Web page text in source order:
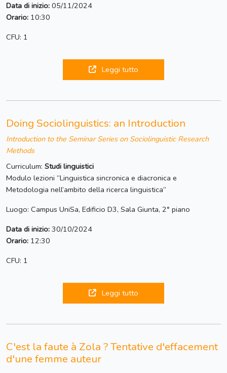
Data di inizio: 05/11/2024
Orario: 10:30
CFU: 1
Leggi tutto
Doing Sociolinguistics: an Introduction
Introduction to the Seminar Series on Sociolinguistic Research
Methods
Curriculum: Studi linguistici
Modulo lezioni “Linguistica sincronica e diacronica e
Metodologia nell’ambito della ricerca linguistica“
Luogo: Campus UniSa, Edificio D3, Sala Giunta, 2° piano
Data di inizio: 30/10/2024
Orario: 12:30
CFU: 1
Leggi tutto
C'est la faute à Zola ? Tentative d'effacement
d'une femme auteur